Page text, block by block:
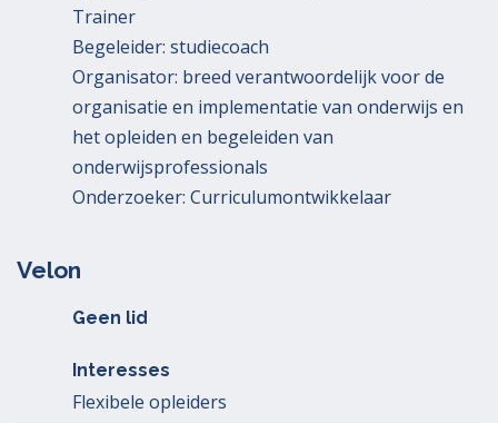
Trainer
Begeleider: studiecoach
Organisator: breed verantwoordelijk voor de
organisatie en implementatie van onderwijs en
het opleiden en begeleiden van
onderwijsprofessionals
Onderzoeker: Curriculumontwikkelaar
Velon
Geen lid
Interesses
Flexibele opleiders